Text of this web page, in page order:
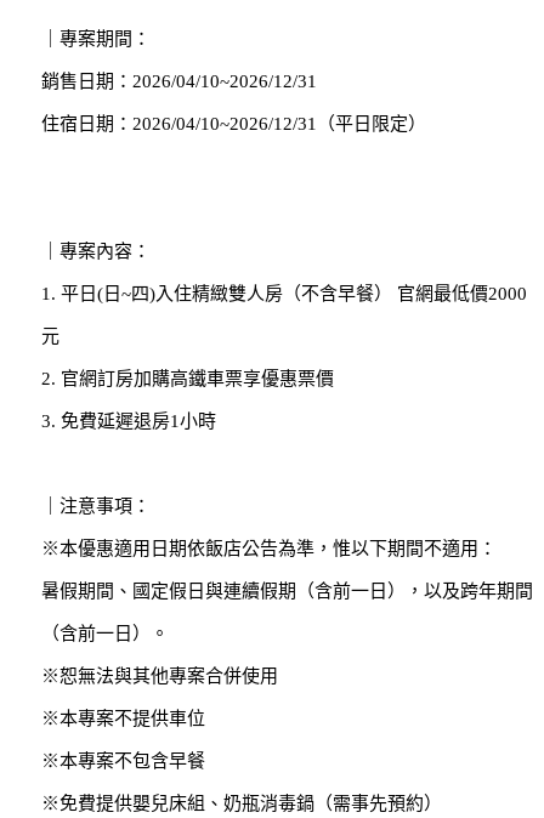
｜專案期間：
銷售日期：2026/04/10~2026/12/31
住宿日期：2026/04/10~2026/12/31（平日限定）
｜專案內容：
1. 平日(日~四)入住精緻雙人房（不含早餐） 官網最低價2000
元
2. 官網訂房加購高鐵車票享優惠票價
3. 免費延遲退房1小時
｜注意事項：
※本優惠適用日期依飯店公告為準，惟以下期間不適用：
暑假期間、國定假日與連續假期（含前一日），以及跨年期間
（含前一日）。
※恕無法與其他專案合併使用
※本專案不提供車位
※本專案不包含早餐
※免費提供嬰兒床組、奶瓶消毒鍋（需事先預約）